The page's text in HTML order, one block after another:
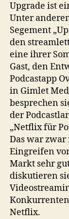
Upgrade ist
Unter
Segement
den
eine ihrer
Gast, den
Podcastapp
in Gimlet
besprechen
der
„Netflix für
Das war
Eingreifen
Markt sehr
diskutieren
Netflix.